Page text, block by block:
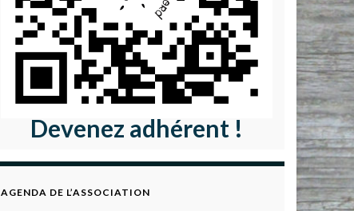
Devenez adhérent !
AGENDA DE L’ASSOCIATION